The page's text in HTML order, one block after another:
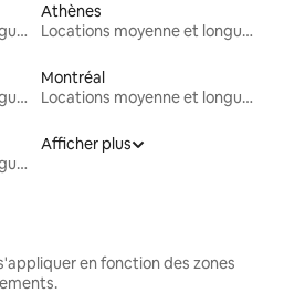
Locations moyenne et longue durée
Athènes
Locations moyenne et longue durée
Locations moyenne et longue durée
Montréal
Locations moyenne et longue durée
Locations moyenne et longue durée
Afficher plus
en fonction des zones